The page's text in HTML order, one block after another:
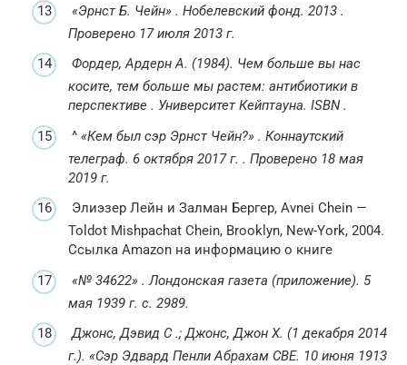
«Эрнст Б. Чейн» . Нобелевский фонд. 2013 .
Проверено 17 июля 2013 г.
Фордер, Ардерн А. (1984). Чем больше вы нас
косите, тем больше мы растем: антибиотики в
перспективе . Университет Кейптауна. ISBN .
^ «Кем был сэр Эрнст Чейн?» . Коннаутский
телеграф. 6 октября 2017 г. . Проверено 18 мая
2019 г.
Элиэзер Лейн и Залман Бергер, Avnei Chein —
Toldot Mishpachat Chein, Brooklyn, New-York, 2004.
Ссылка Amazon на информацию о книге
«№ 34622» . Лондонская газета (приложение). 5
мая 1939 г. с. 2989.
Джонс, Дэвид С .;Джонс, Джон Х. (1 декабря 2014
г.). «Сэр Эдвард Пенли Абрахам CBE. 10 июня 1913